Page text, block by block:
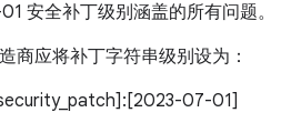
安全补丁级别涵盖的所有问题。
商应将补丁字符串级别设为：
07-01]